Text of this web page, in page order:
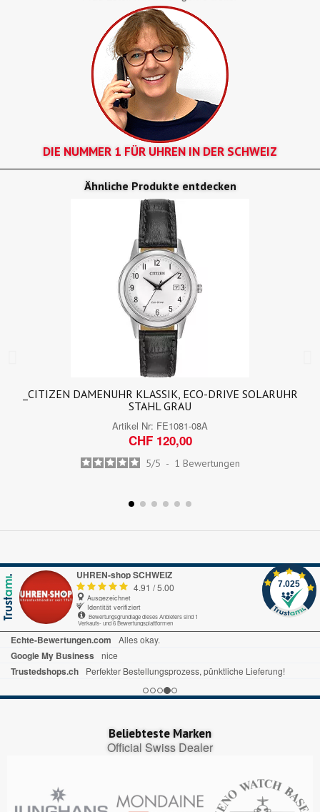
DIE NUMMER 1 FÜR UHREN IN DER SCHWEIZ
Ähnliche Produkte entdecken
_CITIZEN DAMENUHR KLASSIK, ECO-DRIVE SOLARUHR
STAHL GRAU
Artikel Nr: FE1081-08A
CHF 120,00
5/5 - 1 Bewertungen
UHREN-shop SCHWEIZ
4.91 /5.00
Ausgezeichnet
Identität verifiziert
Bewertungsgrundlage dieses Anbieters sind 1
Verkaufs- und 6 Bewertungsplattformen
7.025
Echte-Bewertungen.com Alles okay.
Google My Business nice
Trustedshops.ch Perfekter Bestellungsprozess, pünktliche Lieferung!
Beliebteste Marken
Official Swiss Dealer